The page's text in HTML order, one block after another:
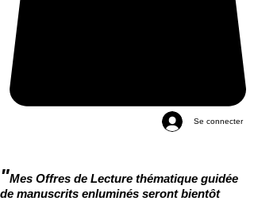
Se connecter
"Mes Offres de Lecture thématique guidée
de manuscrits enluminés seront bientôt